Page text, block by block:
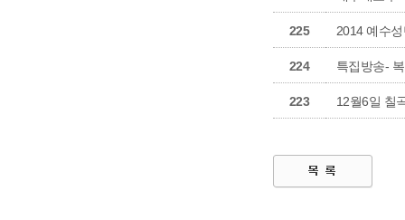
225 2014 예수
224 특집방송-
223 12월6일 칠